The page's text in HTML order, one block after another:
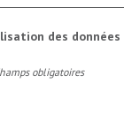
des données
obligatoires